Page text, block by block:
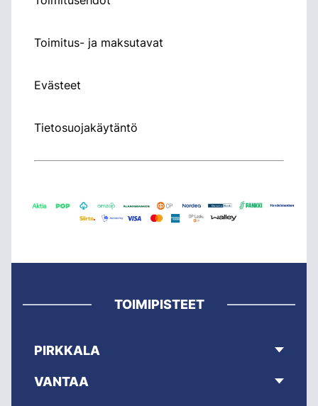
Toimitus- ja maksutavat
Evästeet
Tietosuojakäytäntö
TOIMIPISTEET
PIRKKALA
VANTAA